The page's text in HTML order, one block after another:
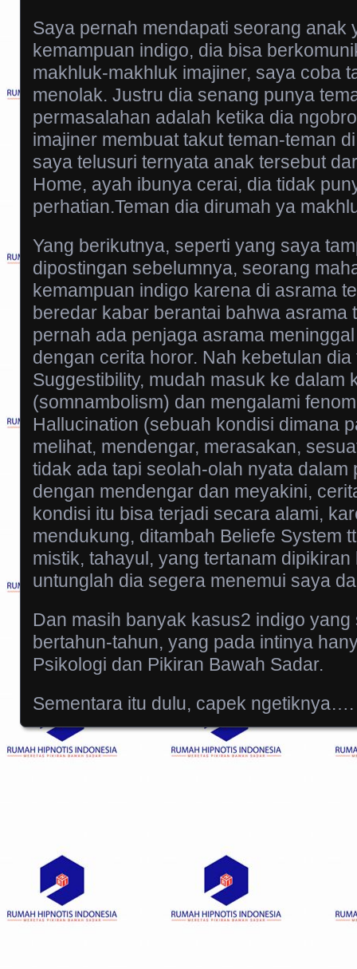
Saya pernah mendapati seorang anak
kemampuan indigo, dia bisa
makhluk-makhluk imajiner, saya coba
menolak. Justru dia senang punya
permasalahan adalah ketika dia
imajiner membuat takut teman-teman
saya telusuri ternyata anak tersebut
Home, ayah ibunya cerai, dia tidak
perhatian.Teman dia dirumah ya
Yang berikutnya, seperti yang saya
dipostingan sebelumnya, seorang
kemampuan indigo karena di asrama
beredar kabar berantai bahwa asrama
pernah ada penjaga asrama
dengan cerita horor. Nah kebetulan dia
Suggestibility, mudah masuk ke dalam
(somnambolism) dan mengalami
Hallucination (sebuah kondisi dimana
melihat, mendengar, merasakan,
tidak ada tapi seolah-olah nyata dalam
dengan mendengar dan meyakini,
kondisi itu bisa terjadi secara alami,
mendukung, ditambah Beliefe System
mistik, tahayul, yang tertanam dipikiran
untunglah dia segera menemui saya
Dan masih banyak kasus2 indigo
bertahun-tahun, yang pada intinya
Psikologi dan Pikiran Bawah Sadar.
Sementara itu dulu, capek ngetiknya….